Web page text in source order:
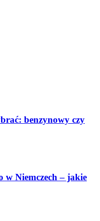
benzynowy czy
w Niemczech – jakie